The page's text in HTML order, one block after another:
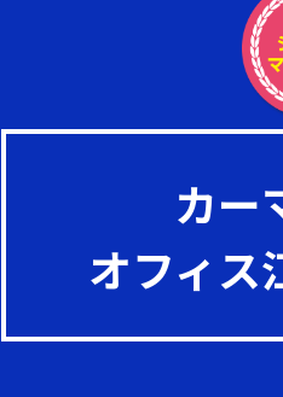
カー
オフィス